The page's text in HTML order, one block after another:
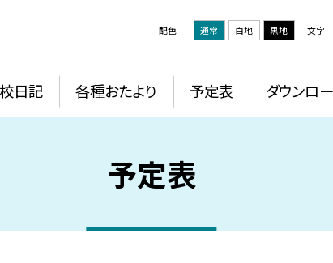
配色 通常 白地 黒地 文字
日記 各種おたより 予定表 ダウンロ
予定表